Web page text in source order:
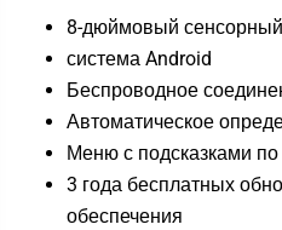
8-дюймовый
система Android
Беспроводное
Автоматическое
Меню с подсказками
3 года бесплатных
обеспечения